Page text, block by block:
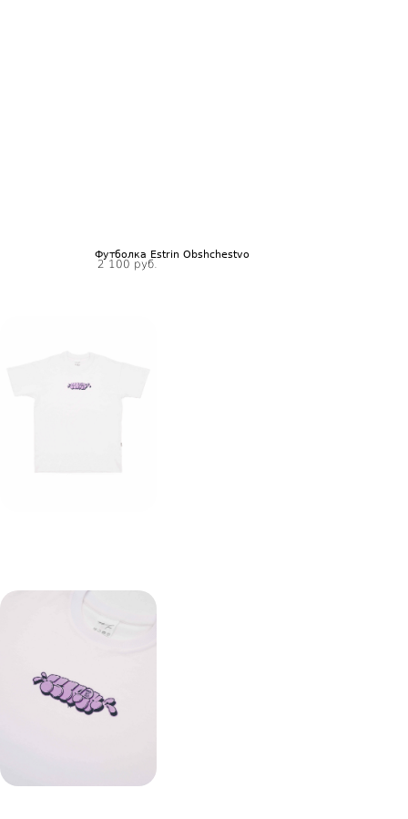
Футболка Estrin Obshchestvo
2 100 руб.